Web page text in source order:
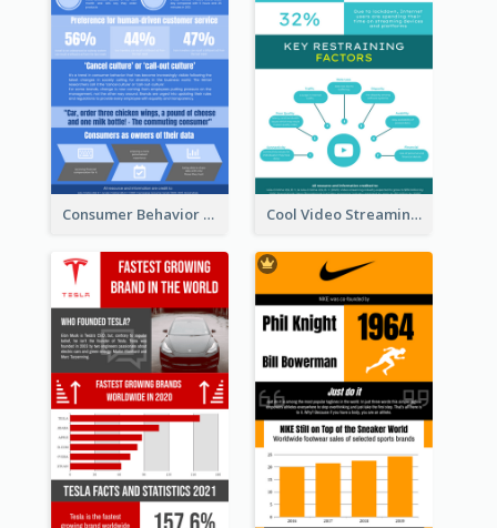
Consumer Behavior Analysis Infographic Design Cool Video Streaming Trend Infographic Design Idea